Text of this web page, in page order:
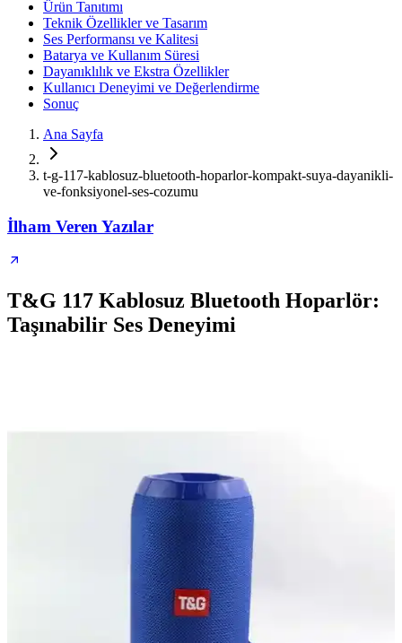
Ürün Tanıtımı
Teknik Özellikler ve Tasarım
Ses Performansı ve Kalitesi
Batarya ve Kullanım Süresi
Dayanıklılık ve Ekstra Özellikler
Kullanıcı Deneyimi ve Değerlendirme
Sonuç
Ana Sayfa
t-g-117-kablosuz-bluetooth-hoparlor-kompakt-suya-dayanikli-
ve-fonksiyonel-ses-cozumu
İlham Veren Yazılar
T&G 117 Kablosuz Bluetooth Hoparlör:
Taşınabilir Ses Deneyimi